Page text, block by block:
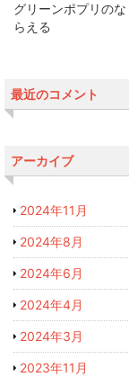
グリーンポプリの
らえる
最近のコメント
アーカイブ
2024年11月
2024年8月
2024年6月
2024年4月
2024年3月
2023年11月